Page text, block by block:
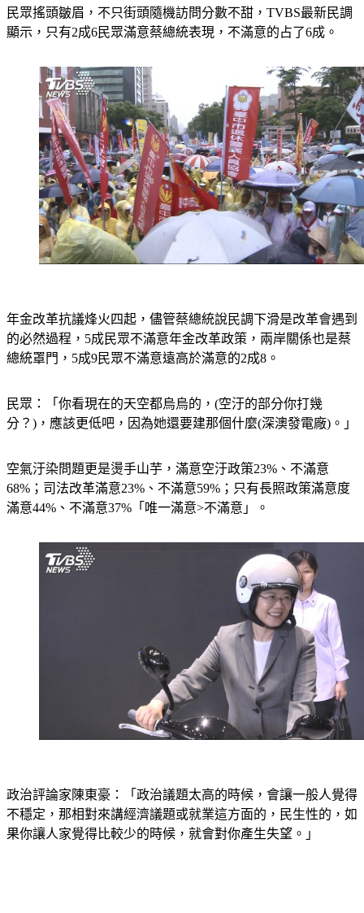
民眾搖頭皺眉，不只街頭隨機訪問分數不甜，TVBS最新民調
年金改革抗議烽火四起，儘管蔡總統說民調下滑是改革會遇到
的必然過程，5成民眾不滿意年金改革政策，兩岸關係也是蔡
民眾：「你看現在的天空都烏烏的，(空汙的部分你打幾
空氣汙染問題更是燙手山芋，滿意空汙政策23%、不滿意
68%；司法改革滿意23%、不滿意59%；只有長照政策滿意度
政治評論家陳東豪：「政治議題太高的時候，會讓一般人覺得
不穩定，那相對來講經濟議題或就業這方面的，民生性的，如